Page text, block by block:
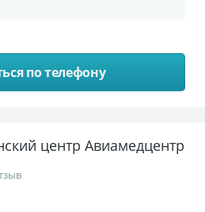
по телефону
центр Авиамедцентр